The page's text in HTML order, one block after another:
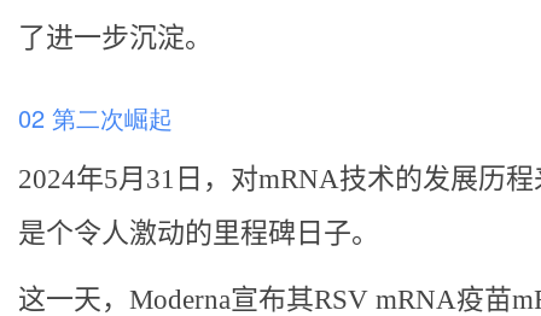
了进一步沉淀。
02 第二次崛起
2024年5月31日，对mRNA技术的发展历
是个令人激动的里程碑日子。
这一天，Moderna宣布其RSV mRNA疫苗